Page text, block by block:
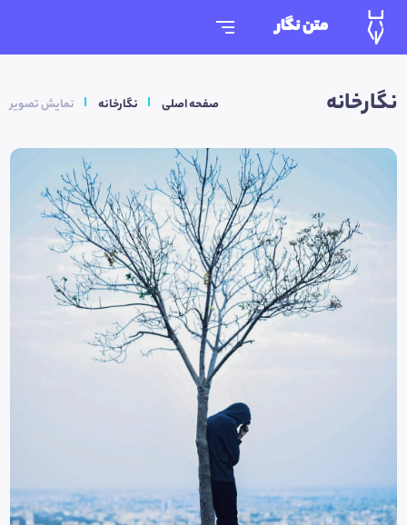
متن نگار
نگارخانه صفحه اصلی نگارخانه نمایش تصویر